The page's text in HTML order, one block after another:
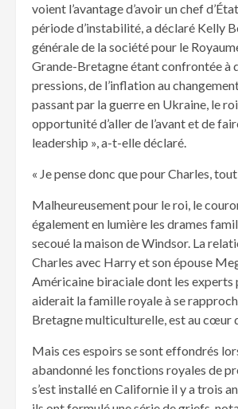
voient l’avantage d’avoir un chef
période d’instabilité, a déclaré Kelly
générale de la société pour le
Grande-Bretagne étant confrontée à
pressions, de l’inflation au
passant par la guerre en Ukraine, le
opportunité d’aller de l’avant et de
leadership », a-t-elle déclaré.
« Je pense donc que pour Charles,
Malheureusement pour le roi, le
également en lumière les drames
secoué la maison de Windsor. La
Charles avec Harry et son épouse
Américaine biraciale dont les experts
aiderait la famille royale à se
Bretagne multiculturelle, est au cœur
Mais ces espoirs se sont effondrés
abandonné les fonctions royales de
s’est installé en Californie il y a trois